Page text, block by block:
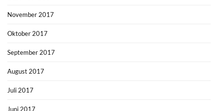
November 2017
Oktober 2017
September 2017
August 2017
Juli 2017
Juni 2017